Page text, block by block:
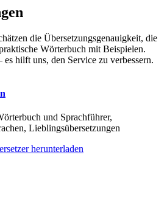
die Übersetzungsgenauigkeit, die
Wörterbuch mit Beispielen.
hilft uns, den Service zu verbessern.
und Sprachführer,
Lieblingsübersetzungen